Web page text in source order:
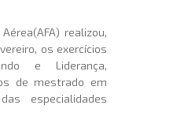
realizou,
os exercícios
e Liderança,
de mestrado em
especialidades